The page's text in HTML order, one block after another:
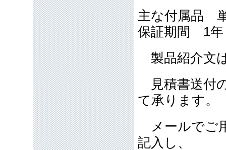
主な付属品
保証期間 1
製品紹介文
見積書送付
て承ります。
メールでご
記入し、